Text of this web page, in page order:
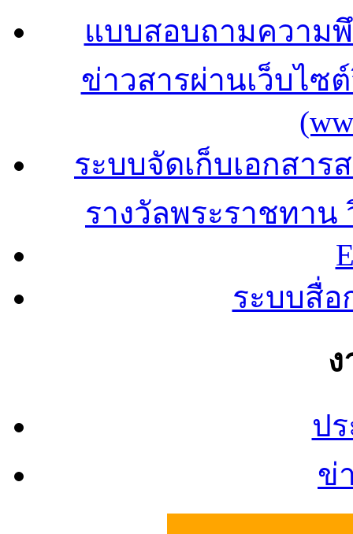
แบบสอบถามความ
ข่าวสารผ่านเว็บไซ
ระบบจัดเก็บเอกสา
รางวัลพระราชทา
ระบบสื่อ
ป
ข่